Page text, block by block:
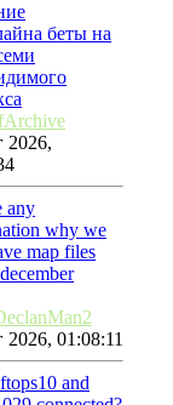
беты на
2026,
any
why we
map files
2026, 01:08:11
and